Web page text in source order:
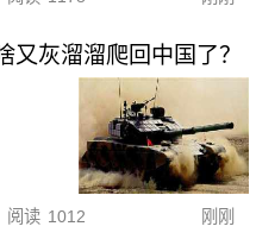
又灰溜溜爬回中国了？
阅读 1012 刚刚